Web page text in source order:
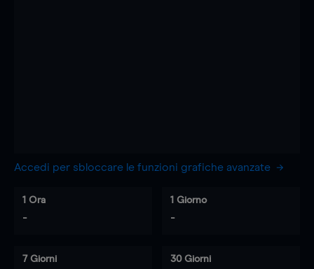
Accedi per sbloccare le funzioni grafiche avanzate
1 Ora
-
1 Giorno
-
7 Giorni 30 Giorni